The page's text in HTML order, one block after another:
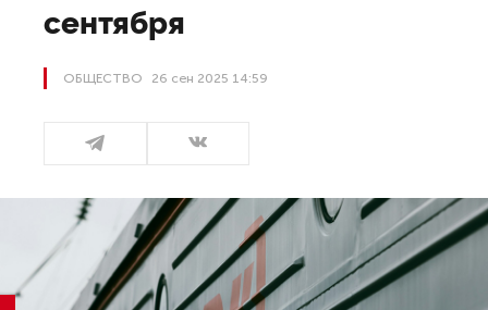
сентября
ОБЩЕСТВО 26 сен 2025 14:59